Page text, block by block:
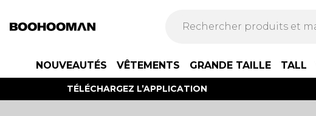
NOUVEAUTÉS VÊTEMENTS GRANDE TAILLE TALL
TÉLÉCHARGEZ L’APPLICATION